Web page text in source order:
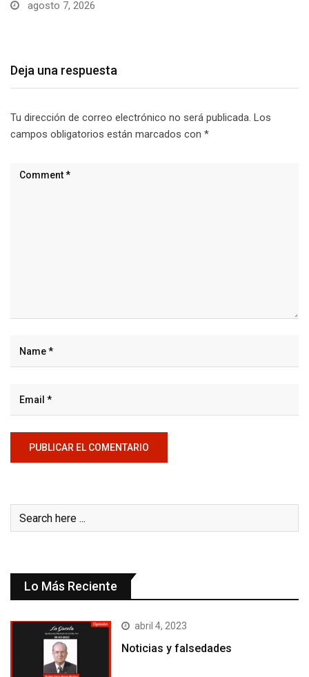
Deja una respuesta
Tu dirección de correo electrónico no será publicada. Los
campos obligatorios están marcados con *
Lo Más Reciente
abril 4, 2023
Noticias y falsedades